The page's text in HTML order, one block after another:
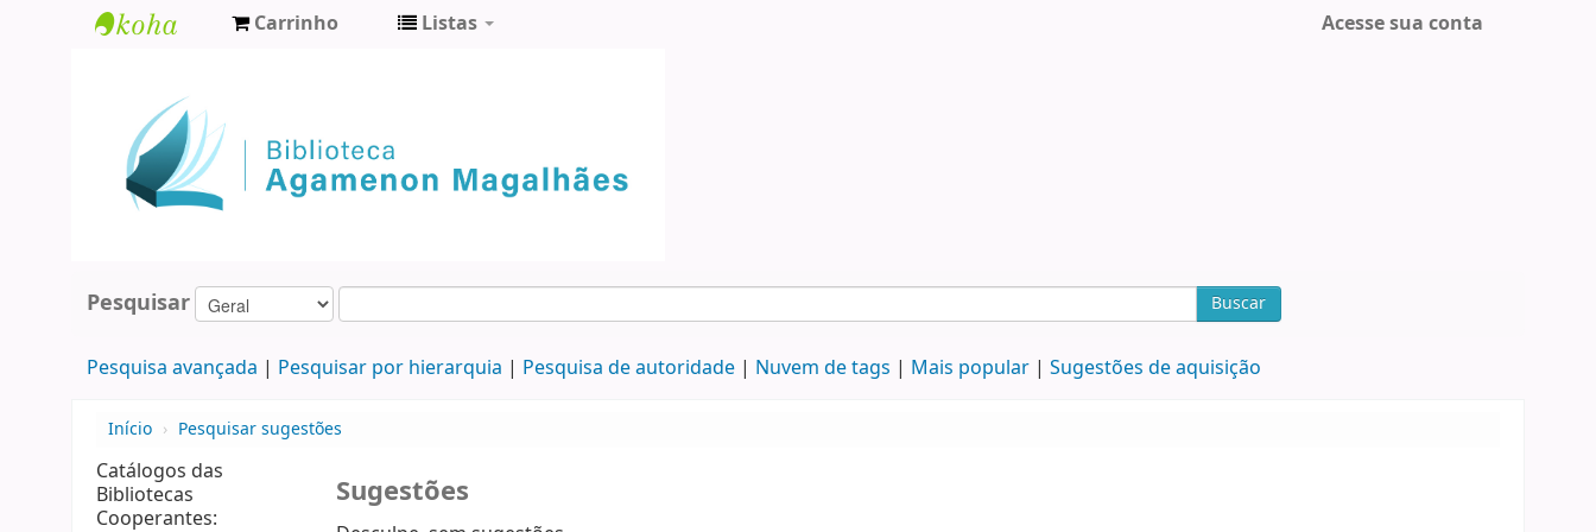
Agamenon
Magalhães
Carrinho Listas Acesse sua conta
Pesquisar Buscar
Pesquisa avançada Pesquisar por hierarquia Pesquisa de autoridade Nuvem de tags Mais popular Sugestões de aquisição
Início › Pesquisar sugestões
Catálogos das
Bibliotecas
Cooperantes:
Sugestões